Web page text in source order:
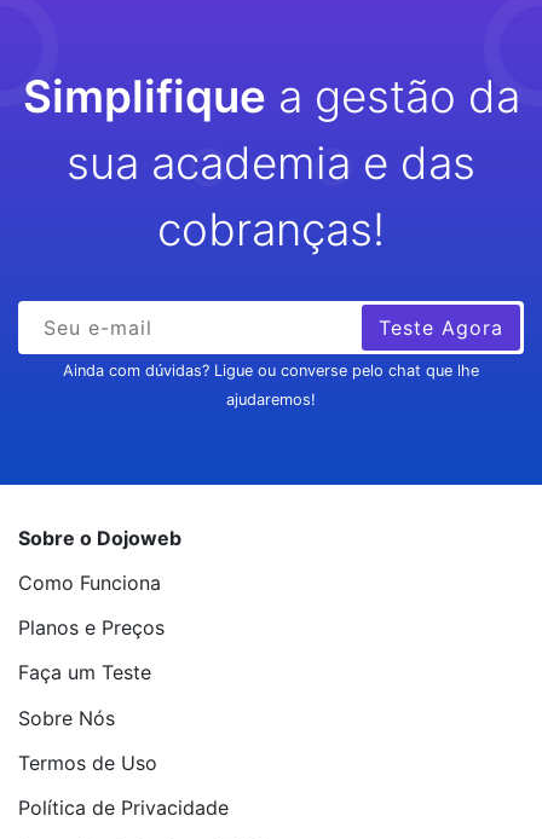
Simplifique a gestão da
sua academia e das
cobranças!
Teste Agora
Ainda com dúvidas? Ligue ou converse pelo chat que lhe
ajudaremos!
Sobre o Dojoweb
Como Funciona
Planos e Preços
Faça um Teste
Sobre Nós
Termos de Uso
Política de Privacidade